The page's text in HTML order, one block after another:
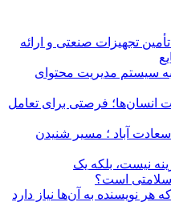
تجهیزات صنعتی و ارائه
سیستم مدیریت محتوای
انسان‌ها؛ فرصتی برای تعامل
آباد ؛ مسیر شنیدن
نیست، بلکه یک
سلامتی است؟